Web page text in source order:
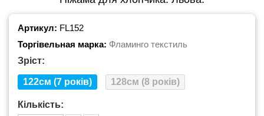
Артикул: FL152
Торгівельная марка: Фламинго текстиль
Зріст:
122см (7 років) 128см (8 років)
Кількість: